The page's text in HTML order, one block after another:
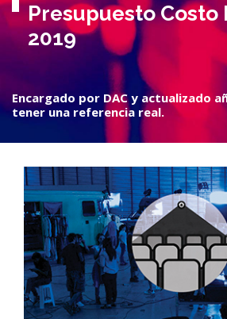
Presupuesto Costo
2019
Encargado por DAC y actualizado
tener una referencia real.